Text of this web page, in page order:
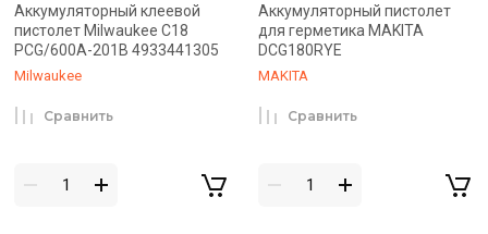
Аккумуляторный клеевой
пистолет Milwaukee C18
PCG/600A-201B 4933441305
Milwaukee
Сравнить
Аккумуляторный пистолет
для герметика MAKITA
DCG180RYE
MAKITA
Сравнить